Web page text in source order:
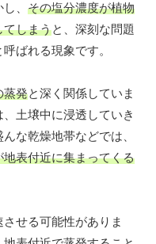
、 その塩分濃度が植物
てしまうと、深刻な問題
ばれる現象です。
蒸発と深く関係していま
土壌中に浸透していき
な乾燥地帯などでは、
表付近に集まってくる
せる可能性がありま